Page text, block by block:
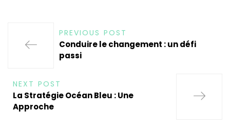
PREVIOUS POST
Conduire le changement : un défi
passi
NEXT POST
La Stratégie Océan Bleu : Une
Approche